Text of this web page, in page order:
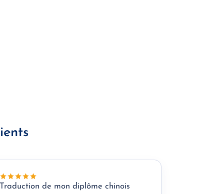
Traduction de mon diplôme chinois